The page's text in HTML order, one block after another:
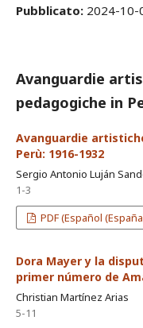
Pubblicato: 2024-10-
Avanguardie
pedagogiche in
Avanguardie
Perù: 1916-1932
Sergio Antonio Luján
1-3
PDF (Español
Dora Mayer y la
primer número de
Christian Martínez Arias
5-11